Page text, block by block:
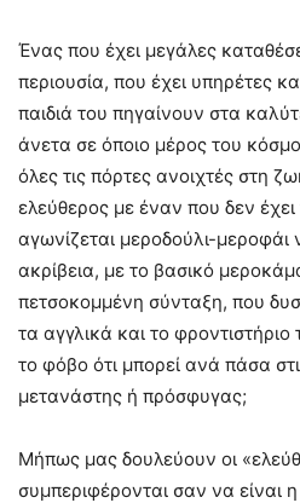
Ένας που έχει μεγάλες
περιουσία, που έχει υπηρέτες
παιδιά του πηγαίνουν στα
άνετα σε όποιο μέρος του
όλες τις πόρτες ανοιχτές στη
ελεύθερος με έναν που δεν έχει
αγωνίζεται μεροδούλι-μεροφάι
ακρίβεια, με το βασικό
πετσοκομμένη σύνταξη, που
τα αγγλικά και το φροντιστήριο
το φόβο ότι μπορεί ανά πάσα
μετανάστης ή πρόσφυγας;
Μήπως μας δουλεύουν οι
συμπεριφέρονται σαν να είναι